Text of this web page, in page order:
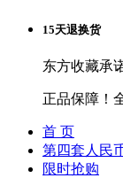
15天退换货
东方收藏承
正品保障！
首 页
第四套人民
限时抢购